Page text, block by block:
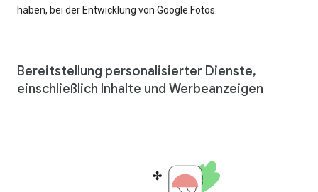
haben, bei der Entwicklung von Google Fotos.
Bereitstellung personalisierter Dienste,
einschließlich Inhalte und Werbeanzeigen